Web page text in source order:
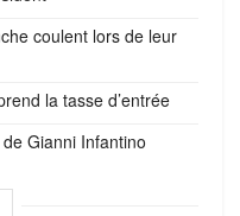
coulent lors de leur
la tasse d’entrée
Gianni Infantino